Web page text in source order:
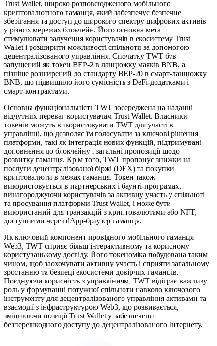
Trust Wallet, широко розповсюдженого мобільного
криптовалютного гаманця, який забезпечує безпечне
зберігання та доступ до широкого спектру цифрових активів
у різних мережах блокчейн. Його основна мета -
стимулювати залучення користувачів в екосистему Trust
Wallet і розширити можливості спільноти за допомогою
децентралізованого управління. Спочатку TWT був
запущений як токен BEP-2 в ланцюжку маяків BNB, а
пізніше розширений до стандарту BEP-20 в смарт-ланцюжку
BNB, що підвищило його сумісність з DeFi-додатками і
смарт-контрактами.
Основна функціональність TWT зосереджена на наданні
відчутних переваг користувачам Trust Wallet. Власники
токенів можуть використовувати TWT для участі в
управлінні, що дозволяє їм голосувати за ключові рішення
платформи, такі як інтеграція нових функцій, підтримувані
доповнення до блокчейну і загальні пропозиції щодо
розвитку гаманця. Крім того, TWT пропонує знижки на
послуги децентралізованої біржі (DEX) та покупки
криптовалюти в межах гаманця. Токен також
використовується в партнерських і баунті-програмах,
винагороджуючи користувачів за активну участь у спільноті
та просування платформи Trust Wallet, і може бути
використаний для транзакцій з криптовалютами або NFT,
доступними через dApp-браузер гаманця.
Як ключовий компонент провідного мобільного гаманця
Web3, TWT сприяє більш інтерактивному та корисному
користувацькому досвіду. Його токеноміка побудована таким
чином, щоб заохочувати активну участь і сприяти загальному
зростанню та безпеці екосистеми довірчих гаманців.
Поєднуючи корисність з управлінням, TWT відіграє важливу
роль у формуванні потужної спільноти навколо ключового
інструменту для децентралізованого управління активами та
взаємодії з інфраструктурою Web3, що розвивається,
зміцнюючи позиції Trust Wallet у забезпеченні
безперешкодного доступу до децентралізованого Інтернету.